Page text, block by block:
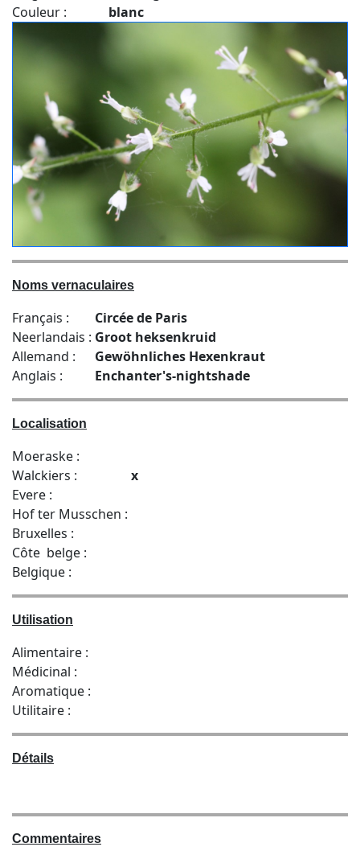
Couleur :
blanc
Noms vernaculaires
Français :
Circée de Paris
Neerlandais : Groot heksenkruid
Allemand :
Gewöhnliches Hexenkraut
Anglais :
Enchanter's-nightshade
Localisation
Moeraske :
Walckiers :
x
Evere :
Hof ter Musschen :
Bruxelles :
Côte belge :
Belgique :
Utilisation
Alimentaire :
Médicinal :
Aromatique :
Utilitaire :
Détails
Commentaires